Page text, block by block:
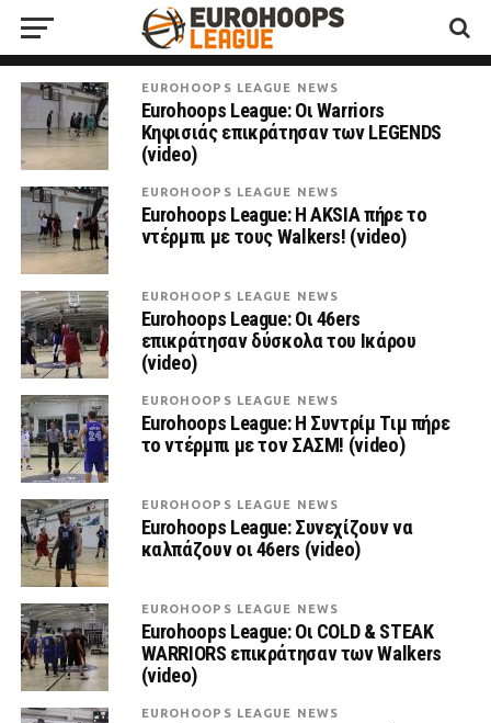
EUROHOOPS LEAGUE NEWS
Eurohoops League: Οι Warriors
Κηφισιάς επικράτησαν των LEGENDS
(video)
EUROHOOPS LEAGUE NEWS
Eurohoops League: Η AKSIA πήρε το
ντέρμπι με τους Walkers! (video)
EUROHOOPS LEAGUE NEWS
Eurohoops League: Οι 46ers
επικράτησαν δύσκολα του Ικάρου
(video)
EUROHOOPS LEAGUE NEWS
Eurohoops League: Η Συντρίμ Τιμ πήρε
το ντέρμπι με τον ΣΑΣΜ! (video)
EUROHOOPS LEAGUE NEWS
Eurohoops League: Συνεχίζουν να
καλπάζουν οι 46ers (video)
EUROHOOPS LEAGUE NEWS
Eurohoops League: Οι COLD & STEAK
WARRIORS επικράτησαν των Walkers
(video)
EUROHOOPS LEAGUE NEWS